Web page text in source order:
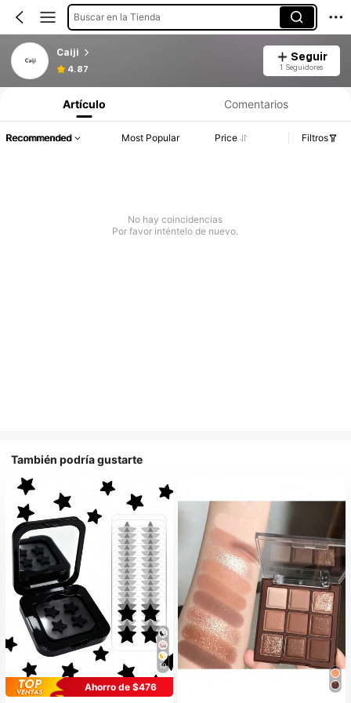
Buscar en la Tienda
Caiji
4.87
Seguir
1 Seguidores
Artículo Comentarios
Recommended Most Popular Price Filtros
No hay coincidencias
Por favor inténtelo de nuevo.
También podría gustarte
10
Ahorro de $476